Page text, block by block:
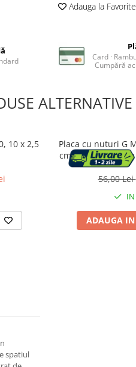
Adauga la Favorite
Card ·
Cumpără
ALTERNATIVE
10 x 2,5
Placa cu nuturi G
cm EPS 150
56,00 Lei
IN
ADAUGA IN
spatiul